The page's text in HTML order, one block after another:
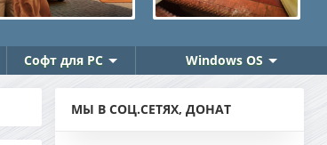
Софт для PC Windows OS
МЫ В СОЦ.СЕТЯХ, ДОНАТ